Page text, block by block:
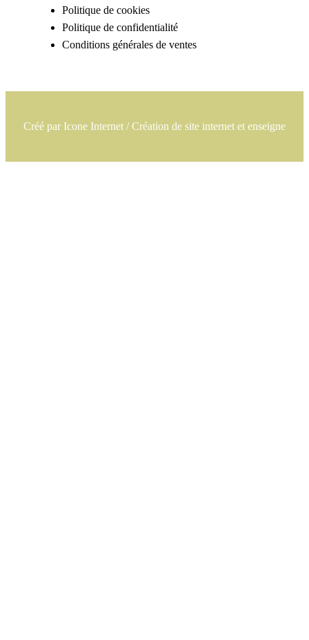
Politique de cookies
Politique de confidentialité
Conditions générales de ventes
Créé par Icone Internet /Création de site internet et enseigne